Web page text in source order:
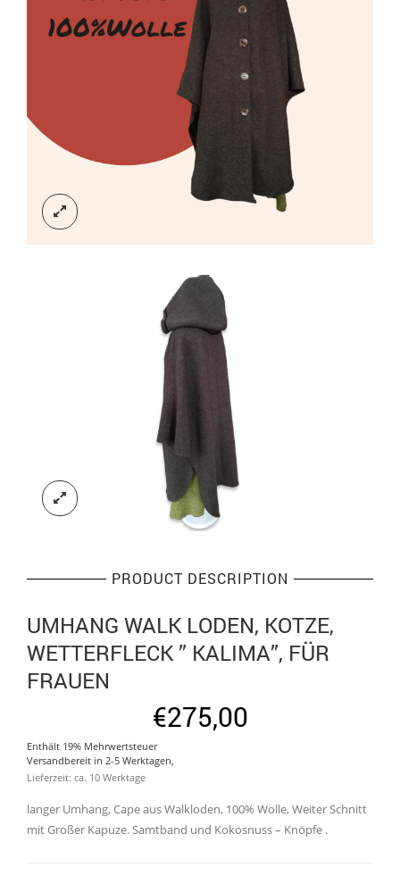
PRODUCT DESCRIPTION
UMHANG WALK LODEN, KOTZE,
WETTERFLECK ” KALIMA”, FÜR
FRAUEN
€275,00
Enthält 19% Mehrwertsteuer
Versandbereit in 2-5 Werktagen,
Lieferzeit: ca. 10 Werktage
langer Umhang, Cape aus Walkloden, 100% Wolle, Weiter Schnitt
mit Großer Kapuze. Samtband und Kokosnuss – Knöpfe .